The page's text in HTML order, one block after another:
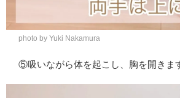
photo by Yuki Nakamura
⑤吸いながら体を起こし、胸を開きま